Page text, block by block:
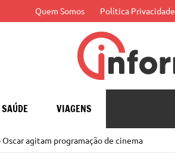
Quem Somos Política Privacidade
SAÚDE VIAGENS
agitam programação de cinema